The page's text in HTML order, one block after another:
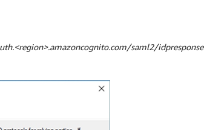
saml2/idpresponse